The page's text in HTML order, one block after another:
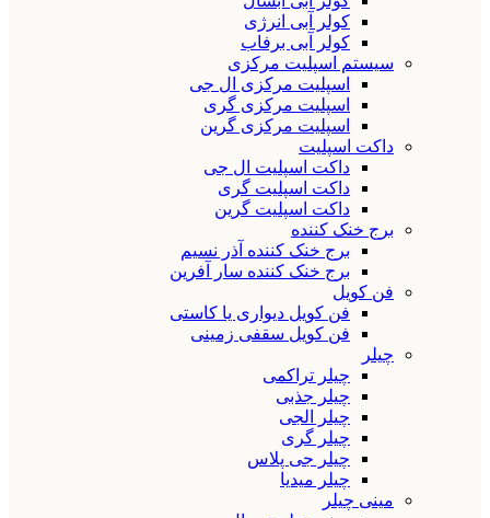
کولر آبی انرژی
کولر آبی برفاب
سیستم اسپلیت مرکزی
اسپلیت مرکزی ال جی
اسپلیت مرکزی گری
اسپلیت مرکزی گرین
داکت اسپلیت
داکت اسپلیت ال جی
داکت اسپلیت گری
داکت اسپلیت گرین
برج خنک کننده
برج خنک کننده آذر نسیم
برج خنک کننده سار آفرین
فن کویل
فن کویل دیواری یا کاستی
فن کویل سقفی زمینی
چیلر
چیلر تراکمی
چیلر جذبی
چیلر الجی
چیلر گری
چیلر جی پلاس
چیلر میدیا
مینی چیلر